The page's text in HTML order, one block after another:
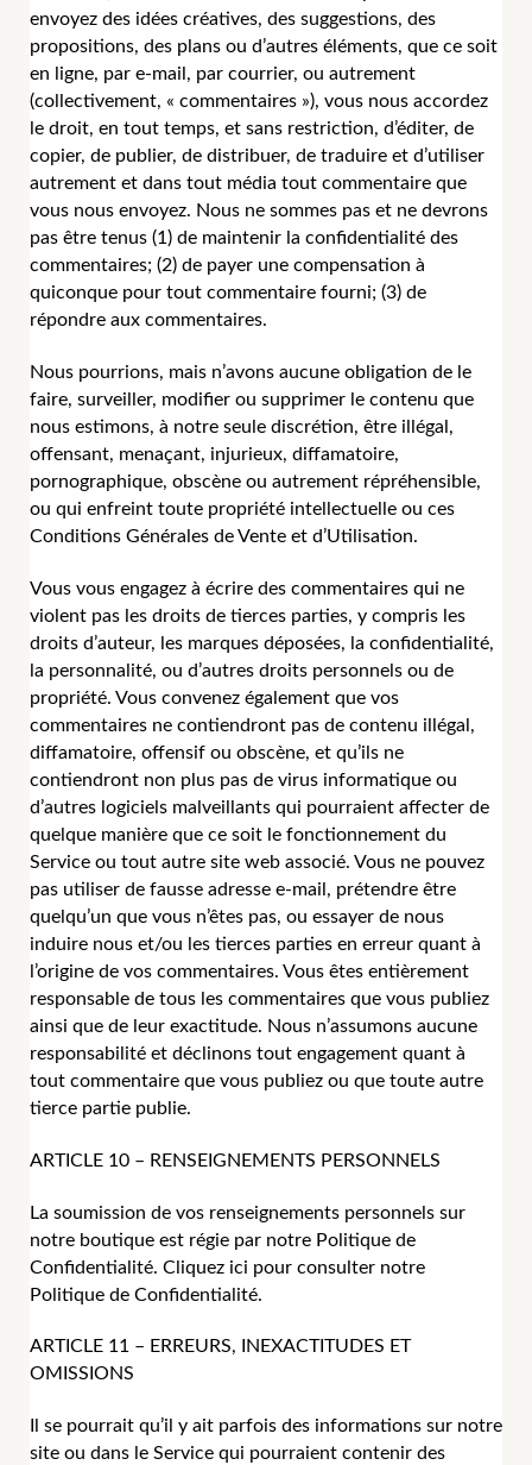
envoyez des idées créatives, des suggestions, des
propositions, des plans ou d’autres éléments, que ce soit
en ligne, par e-mail, par courrier, ou autrement
(collectivement, « commentaires »), vous nous accordez
le droit, en tout temps, et sans restriction, d’éditer, de
copier, de publier, de distribuer, de traduire et d’utiliser
autrement et dans tout média tout commentaire que
vous nous envoyez. Nous ne sommes pas et ne devrons
pas être tenus (1) de maintenir la confidentialité des
commentaires; (2) de payer une compensation à
quiconque pour tout commentaire fourni; (3) de
répondre aux commentaires.
Nous pourrions, mais n’avons aucune obligation de le
faire, surveiller, modifier ou supprimer le contenu que
nous estimons, à notre seule discrétion, être illégal,
offensant, menaçant, injurieux, diffamatoire,
pornographique, obscène ou autrement répréhensible,
ou qui enfreint toute propriété intellectuelle ou ces
Conditions Générales de Vente et d’Utilisation.
Vous vous engagez à écrire des commentaires qui ne
violent pas les droits de tierces parties, y compris les
droits d’auteur, les marques déposées, la confidentialité,
la personnalité, ou d’autres droits personnels ou de
propriété. Vous convenez également que vos
commentaires ne contiendront pas de contenu illégal,
diffamatoire, offensif ou obscène, et qu’ils ne
contiendront non plus pas de virus informatique ou
d’autres logiciels malveillants qui pourraient affecter de
quelque manière que ce soit le fonctionnement du
Service ou tout autre site web associé. Vous ne pouvez
pas utiliser de fausse adresse e-mail, prétendre être
quelqu’un que vous n’êtes pas, ou essayer de nous
induire nous et/ou les tierces parties en erreur quant à
l’origine de vos commentaires. Vous êtes entièrement
responsable de tous les commentaires que vous publiez
ainsi que de leur exactitude. Nous n’assumons aucune
responsabilité et déclinons tout engagement quant à
tout commentaire que vous publiez ou que toute autre
tierce partie publie.
ARTICLE 10 – RENSEIGNEMENTS PERSONNELS
La soumission de vos renseignements personnels sur
notre boutique est régie par notre Politique de
Confidentialité. Cliquez ici pour consulter notre
Politique de Confidentialité.
ARTICLE 11 – ERREURS, INEXACTITUDES ET
OMISSIONS
Il se pourrait qu’il y ait parfois des informations sur notre
site ou dans le Service qui pourraient contenir des